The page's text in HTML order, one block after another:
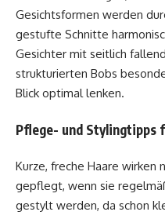
Gesichtsformen werden
gestufte Schnitte
Gesichter mit seitlich
strukturierten Bobs
Blick optimal lenken.
Pflege- und Stylingtipps
Kurze, freche Haare wirken
gepflegt, wenn sie
gestylt werden, da schon